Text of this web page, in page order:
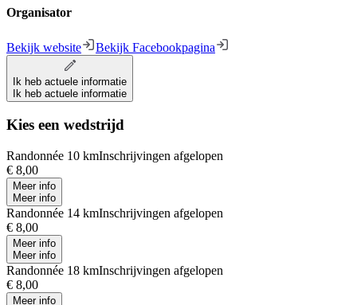
Organisator
Bekijk website Bekijk Facebookpagina
Ik heb actuele informatie
Ik heb actuele informatie
Kies een wedstrijd
Randonnée 10 kmInschrijvingen afgelopen
€ 8,00
Meer info
Meer info
Randonnée 14 kmInschrijvingen afgelopen
€ 8,00
Meer info
Meer info
Randonnée 18 kmInschrijvingen afgelopen
€ 8,00
Meer info